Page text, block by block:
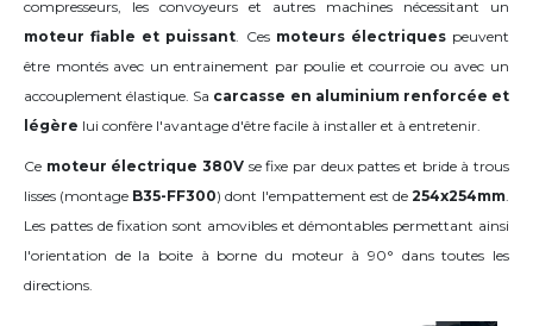
compresseurs, les convoyeurs et autres machines nécessitant un
moteur fiable et puissant. Ces moteurs électriquespeuvent
être montés avec un entrainement par poulie et courroie ou avec un
accouplement élastique. Sa carcasse en aluminium renforcée et
légère lui confère l'avantage d'être facile à installer et à entretenir.
Ce moteur électrique 380V se fixe par deux pattes et bride à trous
lisses (montage B35-FF300) dont l'empattement est de254x254mm.
Les pattes de fixation sont amovibles et démontables permettant ainsi
l'orientation de la boite à borne du moteur à 90° dans toutes les
directions.